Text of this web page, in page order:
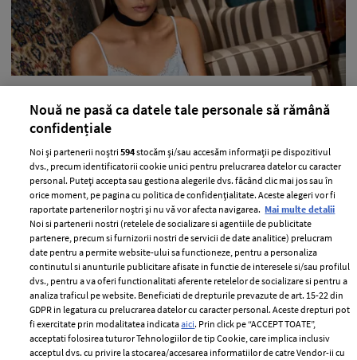
PRADA 30 iunie 2016
Versiunea contemporana a stilului romantic se traduce
prin texturi delicate, contraste puternice si o latura bine
dozata de sex-appeal cu aer retro.
+ MAI MULTE
Nouă ne pasă ca datele tale personale să rămână
confidențiale
Noi și partenerii noștri594stocăm și/sau accesăm informații pe dispozitivul
dvs., precum identificatorii cookie unici pentru prelucrarea datelor cu caracter
personal. Puteți accepta sau gestiona alegerile dvs. făcând clic mai jos sau în
orice moment, pe pagina cu politica de confidențialitate. Aceste alegeri vor fi
raportate partenerilor noștri și nu vă vor afecta navigarea. Mai multe detalii
Noi si partenerii nostri (retelele de socializare si agentiile de publicitate
partenere, precum si furnizorii nostri de servicii de date analitice) prelucram
date pentru a permite website-ului sa functioneze, pentru a personaliza
continutul si anunturile publicitare afisate in functie de interesele si/sau profilul
dvs., pentru a va oferi functionalitati aferente retelelor de socializare si pentru a
analiza traficul pe website. Beneficiati de drepturile prevazute de art. 15-22 din
GDPR in legatura cu prelucrarea datelor cu caracter personal. Aceste drepturi pot
fi exercitate prin modalitatea indicataaici. Prin click pe “ACCEPT TOATE”,
acceptati folosirea tuturor Tehnologiilor de tip Cookie, care implica inclusiv
acceptul dvs. cu privire la stocarea/accesarea informatiilor de catre Vendor-ii cu